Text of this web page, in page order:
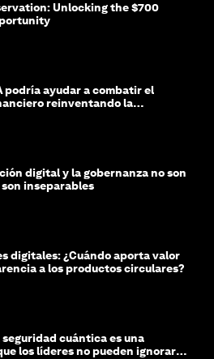
Unlocking the $700
podría ayudar a combatir el
reinventando la
digital y la gobernanza no son
inseparables
digitales: ¿Cuándo aporta valor
a los productos circulares?
seguridad cuántica es una
los líderes no pueden ignorar